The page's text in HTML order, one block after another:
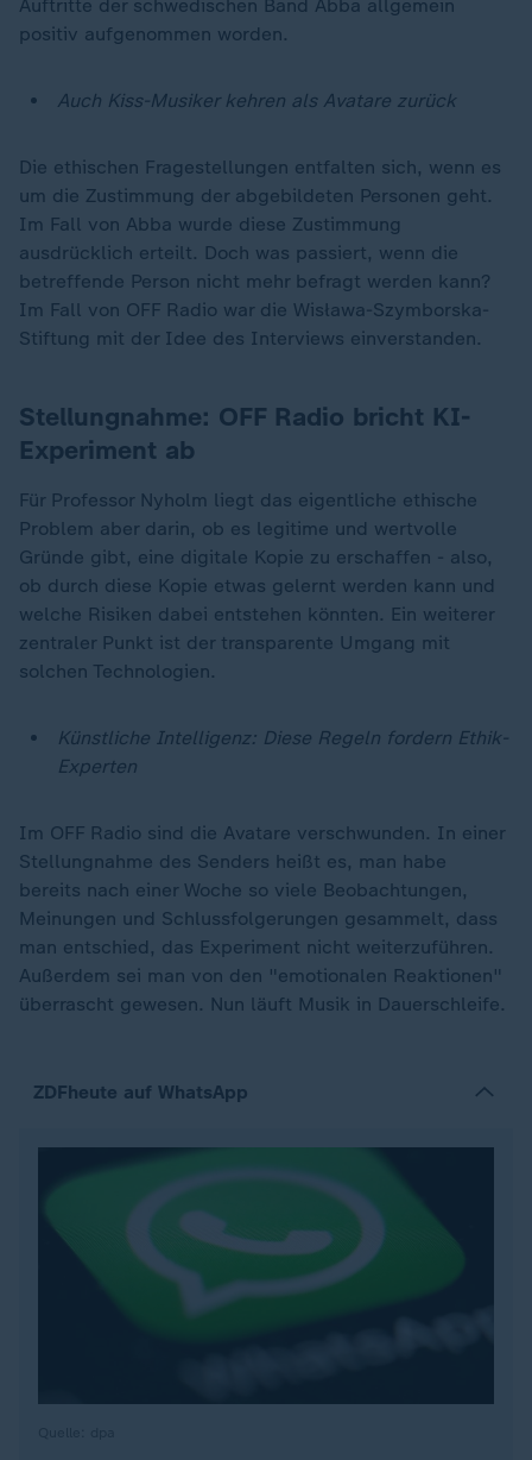
Auftritte der schwedischen Band Abba allgemein
positiv aufgenommen worden.
Auch Kiss-Musiker kehren als Avatare zurück
Die ethischen Fragestellungen entfalten sich, wenn es
um die Zustimmung der abgebildeten Personen geht.
Im Fall von Abba wurde diese Zustimmung
ausdrücklich erteilt. Doch was passiert, wenn die
betreffende Person nicht mehr befragt werden kann?
Im Fall von OFF Radio war die Wisława-Szymborska-
Stiftung mit der Idee des Interviews einverstanden.
Stellungnahme: OFF Radio bricht KI-
Experiment ab
Für Professor Nyholm liegt das eigentliche ethische
Problem aber darin, ob es legitime und wertvolle
Gründe gibt, eine digitale Kopie zu erschaffen - also,
ob durch diese Kopie etwas gelernt werden kann und
welche Risiken dabei entstehen könnten. Ein weiterer
zentraler Punkt ist der transparente Umgang mit
solchen Technologien.
Künstliche Intelligenz: Diese Regeln fordern Ethik-
Experten
Im OFF Radio sind die Avatare verschwunden. In einer
Stellungnahme des Senders heißt es, man habe
bereits nach einer Woche so viele Beobachtungen,
Meinungen und Schlussfolgerungen gesammelt, dass
man entschied, das Experiment nicht weiterzuführen.
Außerdem sei man von den "emotionalen Reaktionen"
überrascht gewesen. Nun läuft Musik in Dauerschleife.
ZDFheute auf WhatsApp